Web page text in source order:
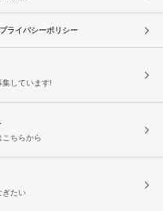
プライバシーポリシー
集しています!
こちらから
ぎたい